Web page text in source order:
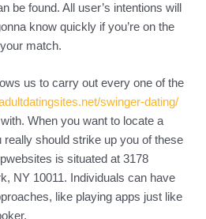
be found. All user’s intentions will
know quickly if you’re on the
match.
us to carry out every one of the
swinger-dating/
When you want to locate a
really should strike up you of these
is situated at 3178
NY 10011. Individuals can have
like playing apps just like